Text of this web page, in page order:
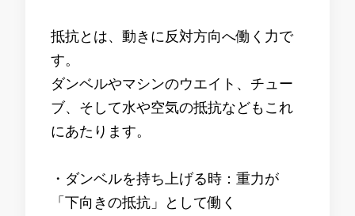
抵抗とは、動きに反対方向へ働く力で
す。
ダンベルやマシンのウエイト、チュー
ブ、そして水や空気の抵抗などもこれ
にあたります。
・ダンベルを持ち上げる時：重力が
「下向きの抵抗」として働く